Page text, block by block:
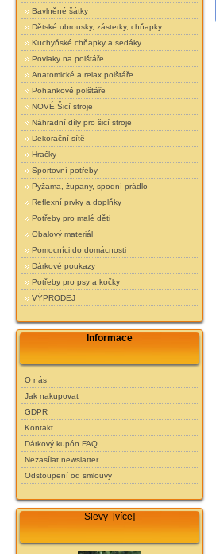
Bavlněné šátky
Dětské ubrousky, zásterky, chňapky
Kuchyňské chňapky a sedáky
Povlaky na polštáře
Anatomické a relax polštáře
Pohankové polštáře
NOVÉ Šicí stroje
Náhradní díly pro šicí stroje
Dekorační sítě
Hračky
Sportovní potřeby
Pyžama, župany, spodní prádlo
Reflexní prvky a doplňky
Potřeby pro malé děti
Obalový materiál
Pomocníci do domácnosti
Dárkové poukazy
Potřeby pro psy a kočky
VÝPRODEJ
Informace
O nás
Jak nakupovat
GDPR
Kontakt
Dárkový kupón FAQ
Nezasílat newslatter
Odstoupení od smlouvy
Slevy [více]